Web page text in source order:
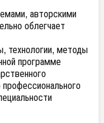
авторскими
облегчает
технологии, методы
программе